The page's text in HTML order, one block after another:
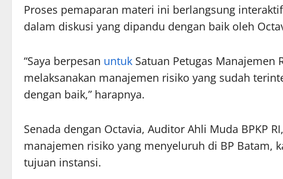
Proses pemaparan materi ini berlangsung
dalam diskusi yang dipandu dengan baik oleh
“Saya berpesan untuk Satuan Petugas Manajemen
melaksanakan manajemen risiko yang sudah
dengan baik,” harapnya.
Senada dengan Octavia, Auditor Ahli Muda BPKP
manajemen risiko yang menyeluruh di BP Batam,
tujuan instansi.